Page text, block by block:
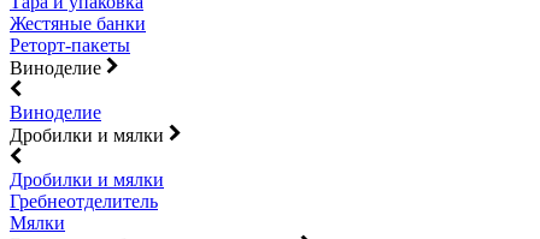
Жестяные банки
Реторт-пакеты
Виноделие
Виноделие
Дробилки и мялки
Дробилки и мялки
Гребнеотделитель
Мялки